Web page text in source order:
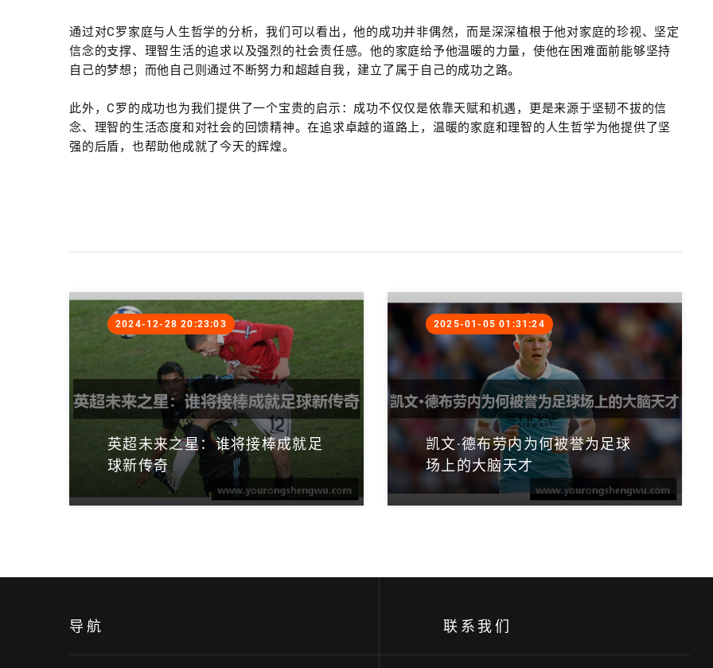
通过对C罗家庭与人生哲学的分析，我们可以看出，他的成功并非偶然，而是深深植根于他对家庭的珍视、坚定
信念的支撑、理智生活的追求以及强烈的社会责任感。他的家庭给予他温暖的力量，使他在困难面前能够坚持
自己的梦想；而他自己则通过不断努力和超越自我，建立了属于自己的成功之路。
此外，C罗的成功也为我们提供了一个宝贵的启示：成功不仅仅是依靠天赋和机遇，更是来源于坚韧不拔的信
念、理智的生活态度和对社会的回馈精神。在追求卓越的道路上，温暖的家庭和理智的人生哲学为他提供了坚
强的后盾，也帮助他成就了今天的辉煌。
英超未来之星：谁将接棒成就足
球新传奇
2024-12-28 20:23:03
凯文·德布劳内为何被誉为足球
场上的大脑天才
2025-01-05 01:31:24
导航 联系我们